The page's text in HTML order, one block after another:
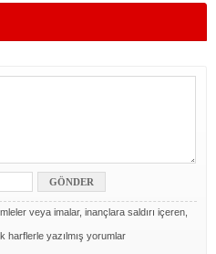
veya imalar, inançlara saldırı içeren,
harflerle yazılmış yorumlar